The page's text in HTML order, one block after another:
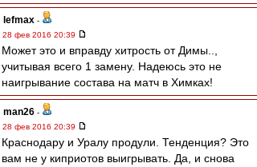
lefmax -
28 фев 2016 20:39
Может это и вправду хитрость от Димы..,
учитывая всего 1 замену. Надеюсь это не
наигрывание состава на матч в Химках!
man26 -
28 фев 2016 20:39
Краснодару и Уралу продули. Тенденция? Это
вам не у киприотов выигрывать. Да, и снова